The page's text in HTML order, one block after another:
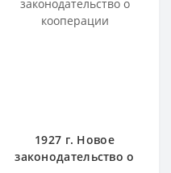
1927 г. Новое
законодательство о